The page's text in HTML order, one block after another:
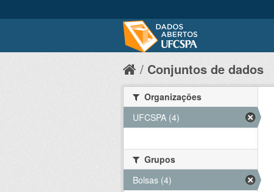
Conjuntos de dados
Organizações
UFCSPA (4)
Grupos
Bolsas (4)